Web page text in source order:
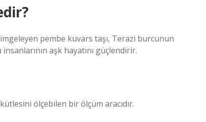
pembe kuvars taşı, Terazi burcunun
aşk hayatını güçlendirir.
ölçebilen bir ölçüm aracıdır.